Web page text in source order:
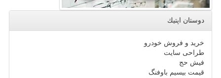
دوستان اپتیك
خرید و فروش خودرو
طراحی سایت
فیش حج
قیمت بیسیم باوفنگ